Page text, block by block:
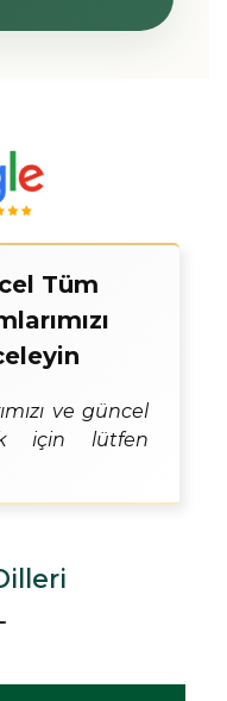
Tüm
ve güncel
için lütfen